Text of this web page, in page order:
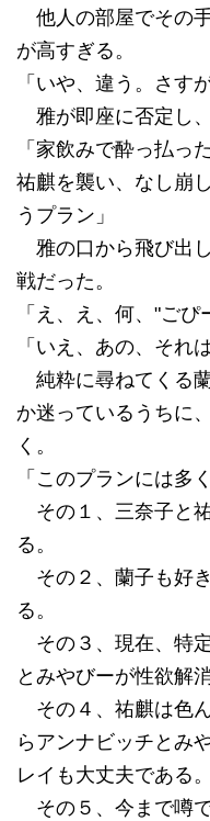
他人の部屋でその
が高すぎる。
「いや、違う。さす
雅が即座に否定し
「家飲みで酔っ払っ
祐麒を襲い、なし崩
うプラン」
雅の口から飛び出
戦だった。
「え、え、何、"ごぴ
「いえ、あの、それは
純粋に尋ねてくる
か迷っているうちに
く。
「このプランには多
その１、三奈子と
る。
その２、蘭子も好
る。
その３、現在、特
とみやびーが性欲解
その４、祐麒は色
らアンナビッチとみ
レイも大丈夫である。
その５、今まで噂